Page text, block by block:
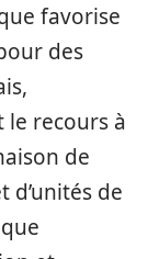
favorise
des
recours à
de
d’unités de